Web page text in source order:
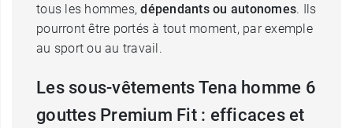
tous les hommes,dépendants ou autonomes. Ils
pourront être portés à tout moment, par exemple
au sport ou au travail.
Les sous-vêtements Tena homme 6
gouttes Premium Fit : efficaces et